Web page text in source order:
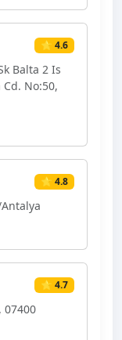
⭐ 4.6
Balta 2 Is
No:50,
⭐ 4.8
⭐ 4.7
07400